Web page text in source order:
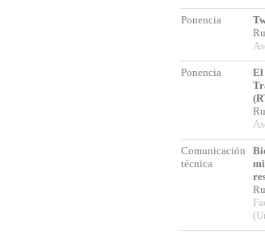
Ponencia
Ponencia
El
Comunicación
técnica